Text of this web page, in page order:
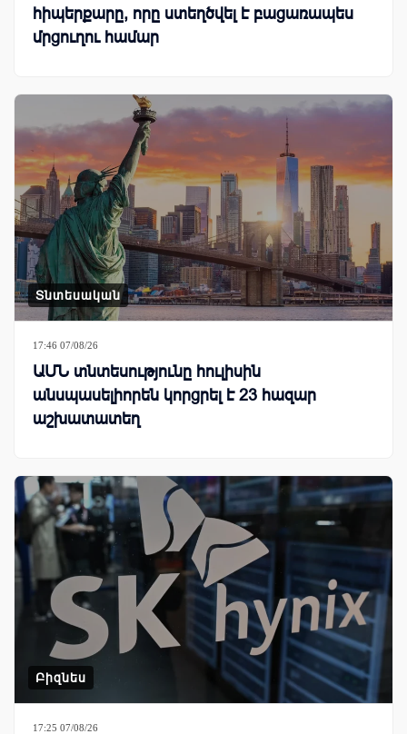
հիպերքարը, որը ստեղծվել է բացառապես
մրցուղու համար
Տնտեսական
17:46 07/08/26
ԱՄՆ տնտեսությունը հուլիսին
անսպասելիորեն կորցրել է 23 հազար
աշխատատեղ
Բիզնես
17:25 07/08/26